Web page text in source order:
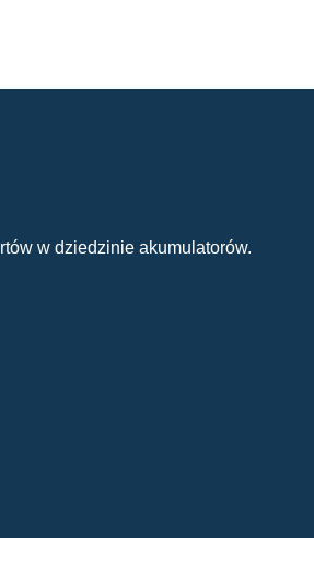
w dziedzinie akumulatorów.